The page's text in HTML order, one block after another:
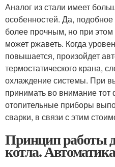
Аналог из стали имеет
особенностей. Да,
более прочным, но при этом
может ржаветь. Когда
повышается, произойдет
термостатического крана,
охлаждение системы. При
принимать во внимание тот
отопительные приборы
сварки, в связи с этим
Принцип работы
котла. Автоматика